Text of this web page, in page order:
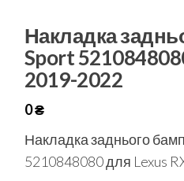
Накладка
Sport
2019-2022
0₴
Накладка заднього
5210848080 для Lexus